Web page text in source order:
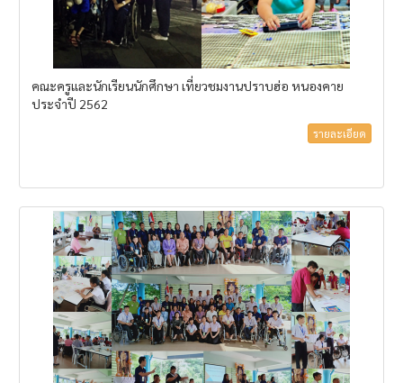
คณะครูและนักเรียนนักศึกษา เที่ยวชมงานปราบฮ่อ หนองคาย
ประจำปี 2562
รายละเอียด